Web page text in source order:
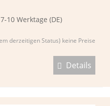
10 Werktage (DE)
derzeitigen Status) keine Preise
Details